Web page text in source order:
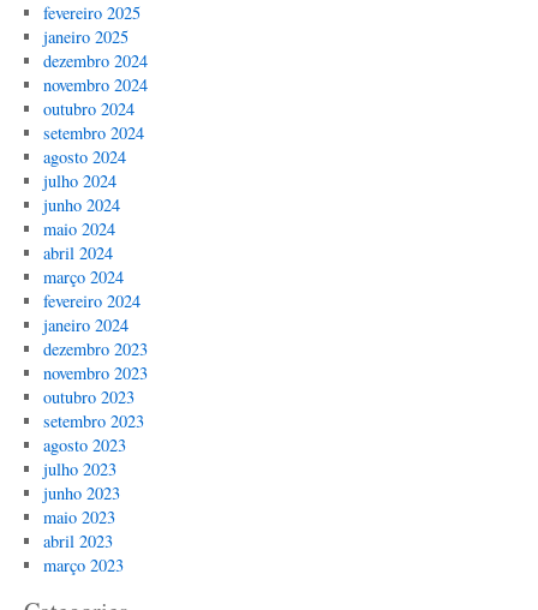
fevereiro 2025
janeiro 2025
dezembro 2024
novembro 2024
outubro 2024
setembro 2024
agosto 2024
julho 2024
junho 2024
maio 2024
abril 2024
março 2024
fevereiro 2024
janeiro 2024
dezembro 2023
novembro 2023
outubro 2023
setembro 2023
agosto 2023
julho 2023
junho 2023
maio 2023
abril 2023
março 2023